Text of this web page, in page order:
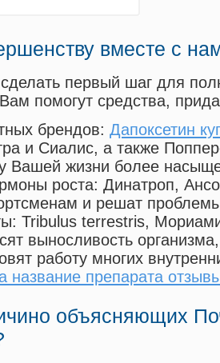
вместе с
первый шаг для
помогут средства,
брендов: Дапоксетин
и Сиалис, а также
Вашей жизни более
роста: Динатроп,
и решат
Tribulus terrestris,
выносливость
работу многих
название препарата
объясняющих